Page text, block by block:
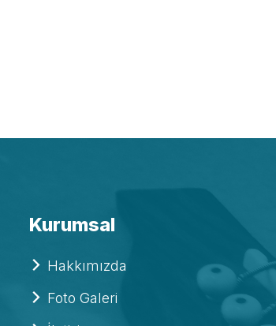
Kurumsal
Hakkımızda
Foto Galeri